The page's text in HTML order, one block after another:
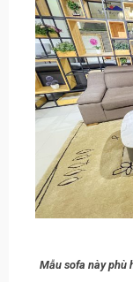
Mẫu sofa này phù